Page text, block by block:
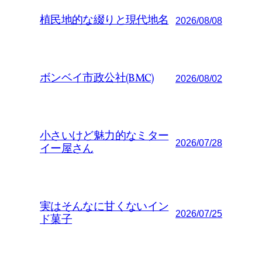
植民地的な綴りと現代地名 2026/08/08
ボンベイ市政公社(BMC) 2026/08/02
小さいけど魅力的なミター
イー屋さん
2026/07/28
実はそんなに甘くないイン
ド菓子
2026/07/25